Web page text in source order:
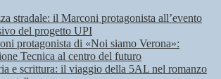
stradale: il Marconi protagonista all’evento
del progetto UPI
protagonista di «Noi siamo Verona»:
Tecnica al centro del futuro
e scrittura: il viaggio della 5AL nel romanzo